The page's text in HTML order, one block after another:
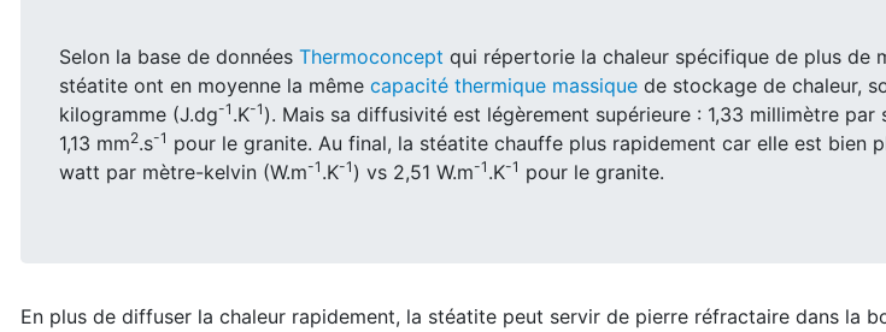
Selon la base de données Thermoconcept qui répertorie la chaleur spécifique de plus de
stéatite ont en moyenne la même capacité thermique massique de stockage de chaleur,
kilogramme (J.dg-1 .K-1 ). Mais sa diffusivité est légèrement supérieure : 1,33 millimètre par
1,13 mm2.s-1 pour le granite. Au final, la stéatite chauffe plus rapidement car elle est bien
watt par mètre-kelvin (W.m-1 .K-1 ) vs 2,51 W.m-1 .K-1 pour le granite.
En plus de diffuser la chaleur rapidement, la stéatite peut servir de pierre réfractaire dans la